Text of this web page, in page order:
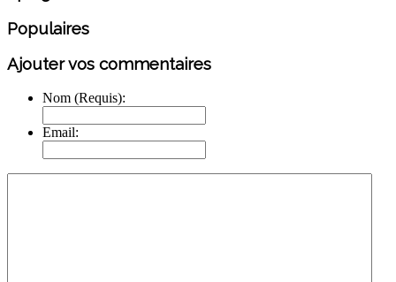
Populaires
Ajouter vos commentaires
Nom (Requis):
Email: